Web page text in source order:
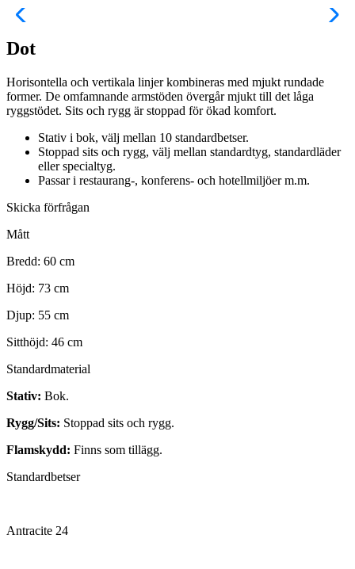
Dot
Horisontella och vertikala linjer kombineras med mjukt rundade
former. De omfamnande armstöden övergår mjukt till det låga
ryggstödet. Sits och rygg är stoppad för ökad komfort.
Stativ i bok, välj mellan 10 standardbetser.
Stoppad sits och rygg, välj mellan standardtyg, standardläder
eller specialtyg.
Passar i restaurang-, konferens- och hotellmiljöer m.m.
Skicka förfrågan
Mått
Bredd: 60 cm
Höjd: 73 cm
Djup: 55 cm
Sitthöjd: 46 cm
Standardmaterial
Stativ: Bok.
Rygg/Sits: Stoppad sits och rygg.
Flamskydd: Finns som tillägg.
Standardbetser
Antracite 24